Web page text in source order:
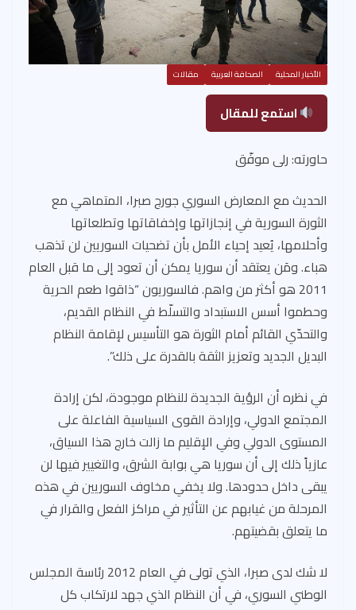
الأخبار المحلية الصحافة العربية مقالات
استمع للمقال
حاورته: رلى موفّق
الحديث مع المعارض السوري جورج صبرا، المتماهي مع
الثورة السورية في إنجازاتها وإخفاقاتها وتطلعاتها
وأحلامها، يُعيد إحياء الأمل بأن تضحيات السوريين لن تذهب
هباء. ومَن يعتقد أن سوريا يمكن أن تعود إلى ما قبل العام
2011 هو أكثر من واهم. فالسوريون “ذاقوا طعم الحرية
وحطموا أسس الاستبداد والتسلّط في النظام القديم،
والتحدّي القائم أمام الثورة هو التأسيس لإقامة النظام
البديل الجديد وتعزيز الثقة بالقدرة على ذلك”.
في نظره أن الرؤية الجديدة للنظام موجودة، لكن إرادة
المجتمع الدولي، وإرادة القوى السياسية الفاعلة على
المستوى الدولي وفي الإقليم ما زالت خارج هذا السياق،
عازياً ذلك إلى أن سوريا هي بوابة الشرق، والتغيير فيها لن
يبقى داخل حدودها. ولا يخفي مخاوف السوريين في هذه
المرحلة من غيابهم عن التأثير في مراكز الفعل والقرار في
ما يتعلق بقضيتهم.
لا شك لدى صبرا، الذي تولى في العام 2012 رئاسة المجلس
الوطني السوري، في أن النظام الذي جهد لارتكاب كل